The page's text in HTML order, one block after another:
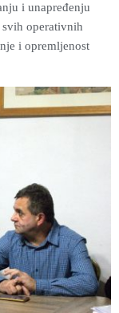
i unapređenju
operativnih
i opremljenost